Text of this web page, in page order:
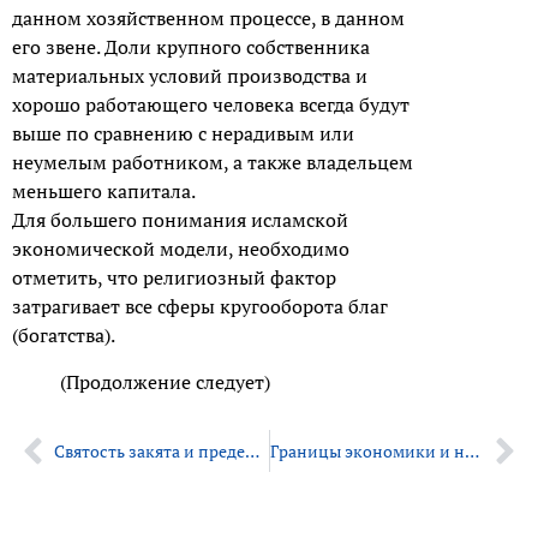
данном хозяйственном процессе, в данном
его звене. Доли крупного собственника
материальных условий производства и
хорошо работающего человека всегда будут
выше по сравнению с нерадивым или
неумелым работником, а также владельцем
меньшего капитала.
Для большего понимания исламской
экономической модели, необходимо
отметить, что религиозный фактор
затрагивает все сферы кругооборота благ
(богатства).
(Продолжение следует)
Святость закята и пределы хараджа Границы экономики и нормы прибыли